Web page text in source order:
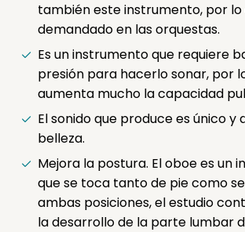
también este instrumento, por lo
demandado en las orquestas.
Es un instrumento que requiere
presión para hacerlo sonar, por
aumenta mucho la capacidad
El sonido que produce es único y
belleza.
Mejora la postura. El oboe es un
que se toca tanto de pie como
ambas posiciones, el estudio
la desarrollo de la parte lumbar